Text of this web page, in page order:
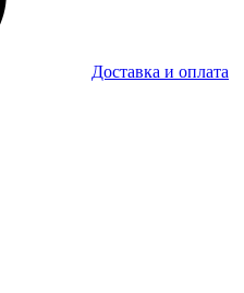
Доставка и оплата